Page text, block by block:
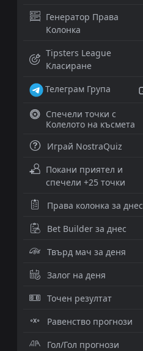
Генератор Права
Колонка
Tipsters League
Класиране
Телеграм Група
Спечели точки с
Колелото на късмета
Играй NostraQuiz
Покани приятел и
спечели +25 точки
Права колонка за днес
Bet Builder за днес
Твърд мач за деня
Залог на деня
Точен резултат
Равенство прогнози
Гол/Гол прогнози